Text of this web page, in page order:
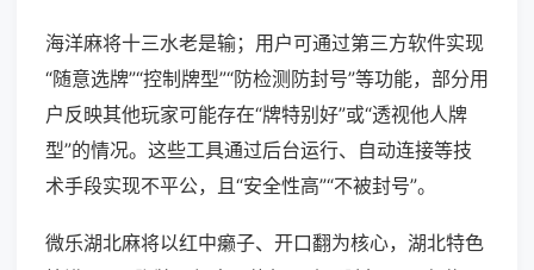
海洋麻将十三水老是输；用户可通过第三方软件实现
“随意选牌”“控制牌型”“防检测防封号”等功能，部分用
户反映其他玩家可能存在“牌特别好”或“透视他人牌
型”的情况。这些工具通过后台运行、自动连接等技
术手段实现不平公，且“安全性高”“不被封号”。
微乐湖北麻将以红中癞子、开口翻为核心，湖北特色